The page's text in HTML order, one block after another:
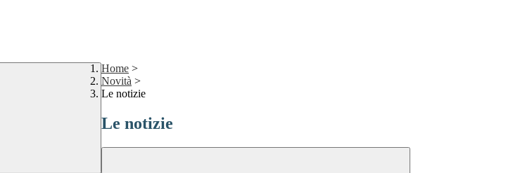
Home >
Novità >
Le notizie
Le notizie